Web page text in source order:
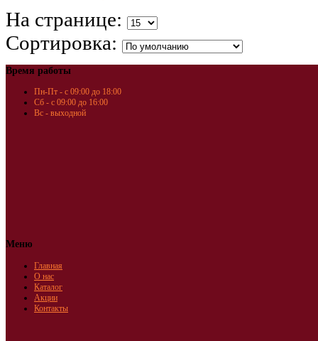
На странице:
Сортировка:
Время работы
Пн-Пт - с 09:00 до 18:00
Сб - с 09:00 до 16:00
Вс - выходной
Меню
Главная
О нас
Каталог
Акции
Контакты